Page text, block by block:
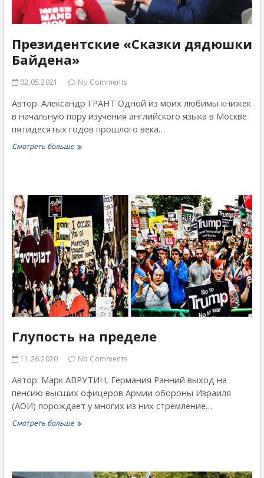
Президентские «Сказки дядюшки
Байдена»
02.05.2021 No Comments
Автор: Александр ГРАНТ Одной из моих любимы книжек
в начальную пору изучения английского языка в Москве
пятидесятых годов прошлого века…
Смотреть большеПрезидентские
Глупость на пределе
11.26.2020 No Comments
Автор: Марк АВРУТИН, Германия Ранний выход на
пенсию высших офицеров Армии обороны Израиля
(АОИ) порождает у многих из них стремление…
Смотреть большеГлупость